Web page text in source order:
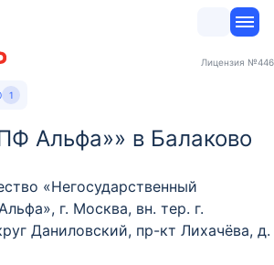
Лицензия №446
1
Альфа»» в Балаково
«Негосударственный
г. Москва, вн. тер. г.
Даниловский, пр-кт Лихачёва, д.